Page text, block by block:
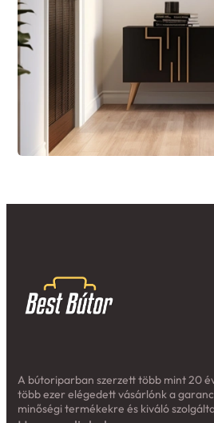
A bútoriparban szerzett több mint 20
több ezer elégedett vásárlónk a
minőségi termékekre és kiváló